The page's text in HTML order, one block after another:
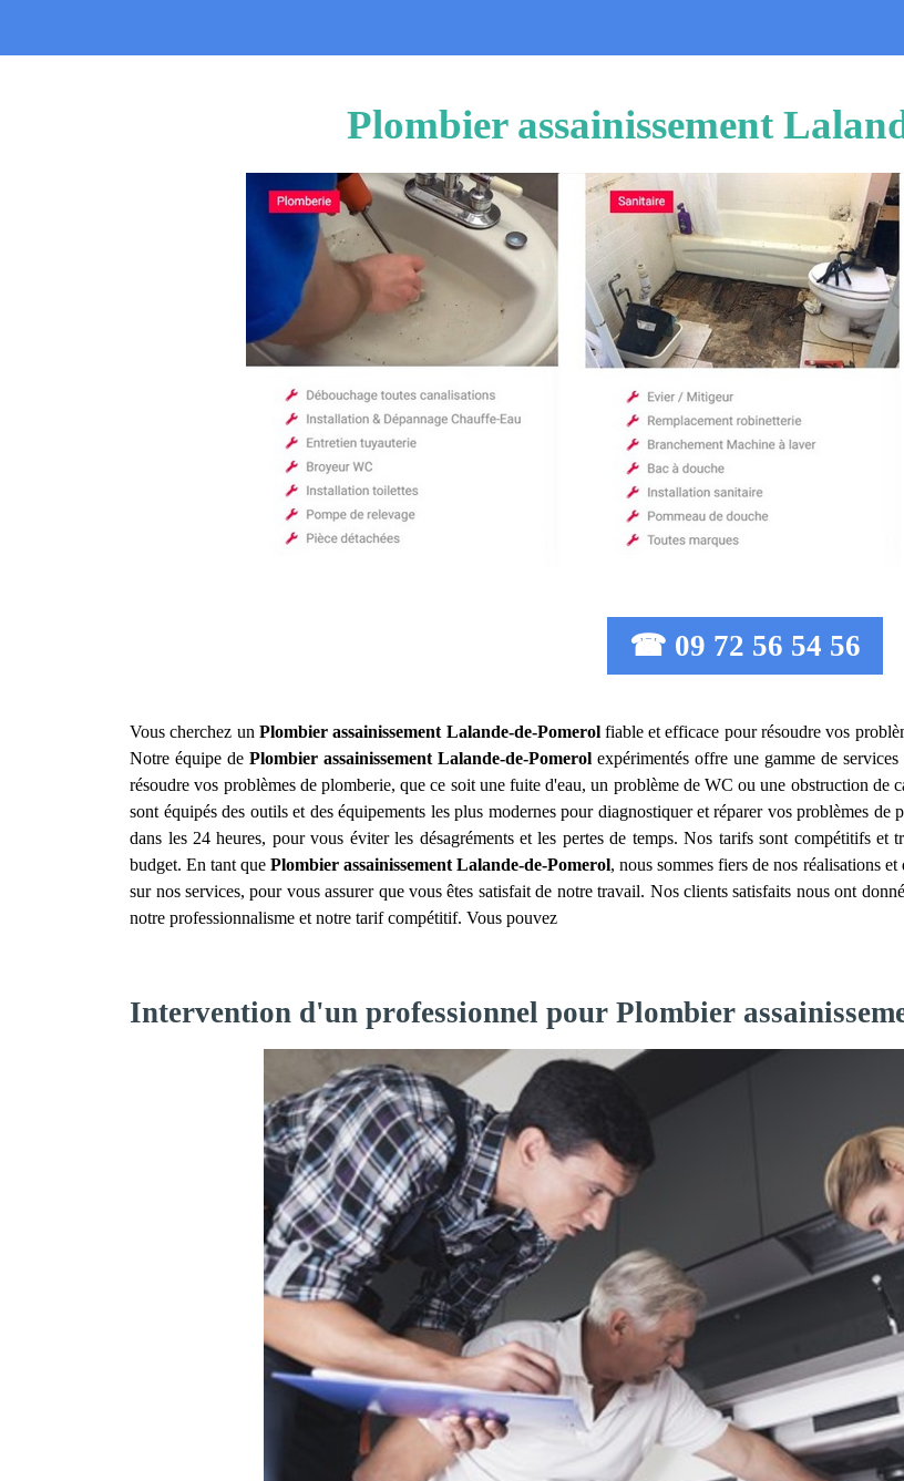
Plombier assainissement
☎ 09 72 56 54 56
Vous cherchez unPlombier assainissement Lalande-de-Pomerolfiable et efficace pour résoudre vos
Notre équipe dePlombier assainissement Lalande-de-Pomerol expérimentés offre une gamme de
résoudre vos problèmes de plomberie, que ce soit une fuite d'eau, un problème de WC ou une obstruction de
sont équipés des outils et des équipements les plus modernes pour diagnostiquer et réparer vos problèmes
dans les 24 heures, pour vous éviter les désagréments et les pertes de temps. Nos tarifs sont compétitifs et
budget. En tant quePlombier assainissement Lalande-de-Pomerol, nous sommes fiers de nos réalisations
sur nos services, pour vous assurer que vous êtes satisfait de notre travail. Nos clients satisfaits nous ont
notre professionnalisme et notre tarif compétitif. Vous pouvez
Intervention d'un professionnel pour Plombier